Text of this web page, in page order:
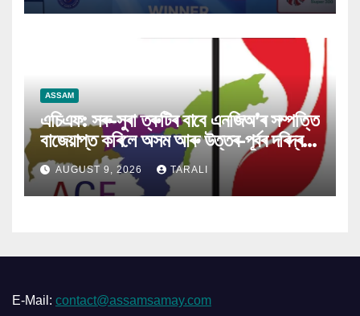
ASSAM
এচিএফ: সৰু-সুৰা ত্ৰুটিৰ বাবে এনজিঅ’ৰ সম্পত্তি
বাজেয়াপ্ত কৰিলে অসম আৰু উত্তৰ-পূৰ্বৰ দৰিদ্ৰই
ক্ষতিগ্ৰস্ত হ’ব
AUGUST 9, 2026 TARALI
E-Mail: contact@assamsamay.com